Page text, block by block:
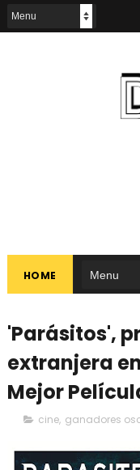
HOME
'Parásitos',
extranjera
Mejor
cine, ganadores